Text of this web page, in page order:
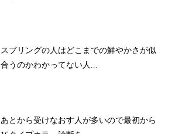
スプリングの人はどこまでの鮮やかさが似
合うのかわかってない人...
あとから受けなおす人が多いので最初から